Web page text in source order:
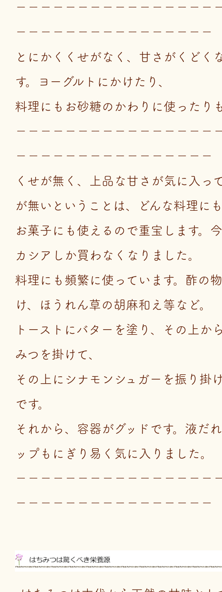
－－－－－－－－－－－－－－－－
－－－－－－－－－－－－－－－－
とにかくくせがなく、甘さがくどく
す。ヨーグルトにかけたり、
料理にもお砂糖のかわりに使ったり
－－－－－－－－－－－－－－－－
－－－－－－－－－－－－－－－－
くせが無く、上品な甘さが気に入っ
が無いということは、どんな料理に
お菓子にも使えるので重宝します。
カシアしか買わなくなりました。
料理にも頻繁に使っています。酢の
け、ほうれん草の胡麻和え等など。
トーストにバターを塗り、その上か
みつを掛けて、
その上にシナモンシュガーを振り掛
です。
それから、容器がグッドです。液だ
ップもにぎり易く気に入りました。
－－－－－－－－－－－－－－－－
－－－－－－－－－－－－－－－－